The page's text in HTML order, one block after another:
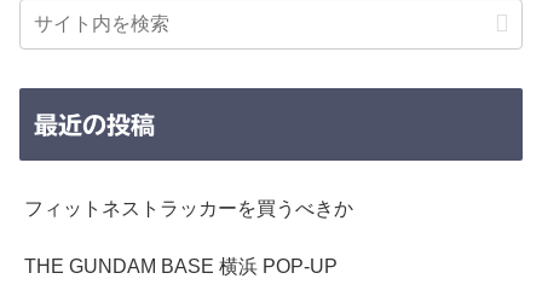
最近の投稿
フィットネストラッカーを買うべきか
THE GUNDAM BASE 横浜 POP-UP